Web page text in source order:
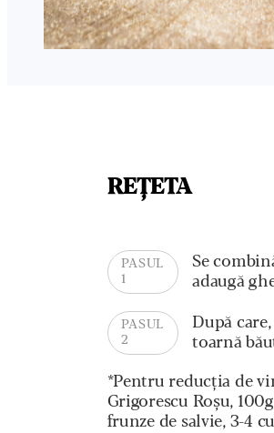
REȚETA
PASUL
1
Se
adaugă
PASUL
2
După
toarnă
*Pentru reducția de
Grigorescu Roșu,
frunze de salvie, 3-4